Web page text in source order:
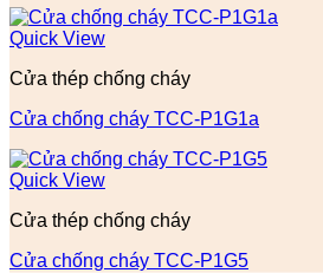
Quick View
Cửa thép chống cháy
Cửa chống cháy TCC-P1G1a
Quick View
Cửa thép chống cháy
Cửa chống cháy TCC-P1G5